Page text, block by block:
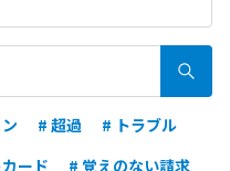
# 超過
# トラブル
ード # 覚えのない請求